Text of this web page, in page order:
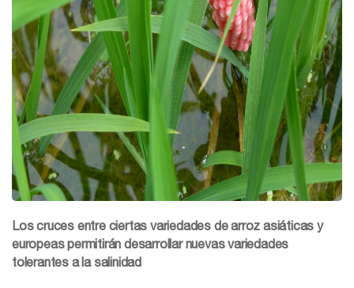
Los cruces entre ciertas variedades de arroz asiáticas y
europeas permitirán desarrollar nuevas variedades
tolerantes a la salinidad